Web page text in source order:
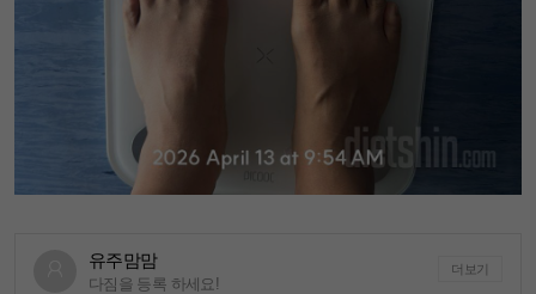
유주맘맘
다짐을 등록 하세요!
더보기